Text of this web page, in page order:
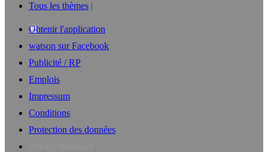
Tous les thèmes
Obtenir l'application
watson sur Facebook
Publicité / RP
Emplois
Impressum
Conditions
Protection des données